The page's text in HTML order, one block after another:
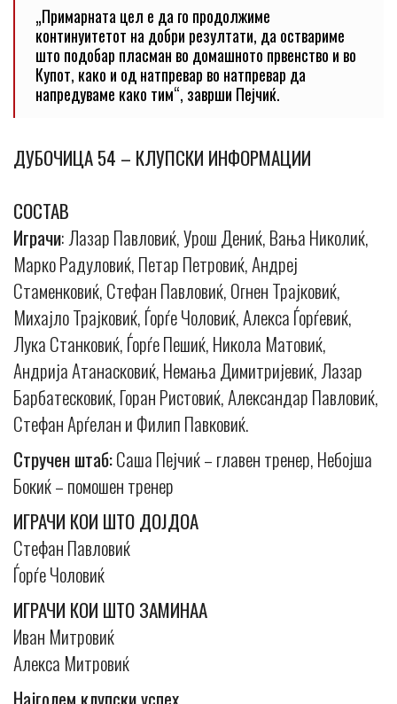
„Примарната цел е да го продолжиме
континуитетот на добри резултати, да оствариме
што подобар пласман во домашното првенство и во
Купот, како и од натпревар во натпревар да
напредуваме како тим“, заврши Пејчиќ.
ДУБОЧИЦА 54 – КЛУПСКИ ИНФОРМАЦИИ
СОСТАВ
Играчи: Лазар Павловиќ, Урош Дениќ, Вања Николиќ,
Марко Радуловиќ, Петар Петровиќ, Андреј
Стаменковиќ, Стефан Павловиќ, Огнен Трајковиќ,
Михајло Трајковиќ, Ѓорѓе Чоловиќ, Алекса Ѓорѓевиќ,
Лука Станковиќ, Ѓорѓе Пешиќ, Никола Матовиќ,
Андрија Атанасковиќ, Немања Димитријевиќ, Лазар
Барбатесковиќ, Горан Ристовиќ, Александар Павловиќ,
Стефан Арѓелан и Филип Павковиќ.
Стручен штаб:Саша Пејчиќ – главен тренер, Небојша
Бокиќ – помошен тренер
ИГРАЧИ КОИ ШТО ДОЈДОА
Стефан Павловиќ
Ѓорѓе Чоловиќ
ИГРАЧИ КОИ ШТО ЗАМИНАА
Иван Митровиќ
Алекса Митровиќ
Најголем клупски успех